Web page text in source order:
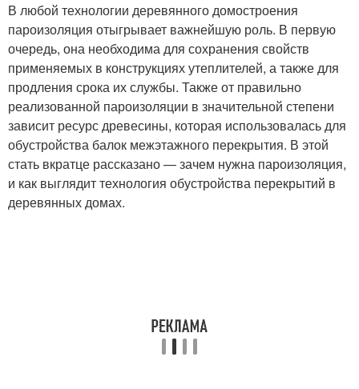
В любой технологии деревянного домостроения
пароизоляция отыгрывает важнейшую роль. В первую
очередь, она необходима для сохранения свойств
применяемых в конструкциях утеплителей, а также для
продления срока их службы. Также от правильно
реализованной пароизоляции в значительной степени
зависит ресурс древесины, которая использовалась для
обустройства балок межэтажного перекрытия. В этой
стать вкратце рассказано — зачем нужна пароизоляция,
и как выглядит технология обустройства перекрытий в
деревянных домах.